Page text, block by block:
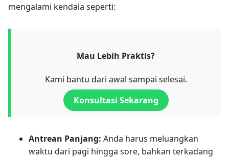
mengalami kendala seperti:
Mau Lebih Praktis?
Kami bantu dari awal sampai selesai.
Konsultasi Sekarang
Antrean Panjang: Anda harus meluangkan
waktu dari pagi hingga sore, bahkan terkadang